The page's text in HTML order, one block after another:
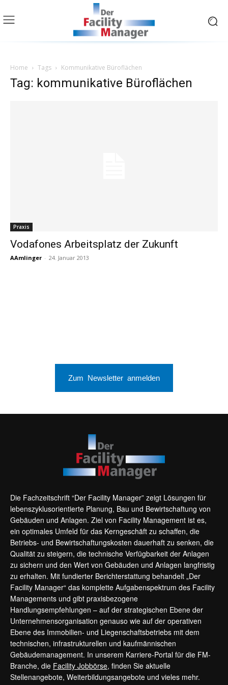
Home Tags Kommunikative Büroflächen
Tag: kommunikative Büroflächen
Praxis
Vodafones Arbeitsplatz der Zukunft
AAmlinger - 24. Januar 2013
Zum Newsletter anmelden
Die Fachzeitschrift “Der Facility Manager” zeigt Lösungen für
lebenszyklusorientierte Planung, Bau und Bewirtschaftung von
Gebäuden und Anlagen. Ziel von Facility Management ist es,
ein optimales Umfeld für das Kerngeschäft zu schaffen, die
Betriebs- und Bewirtschaftungskosten dauerhaft zu senken, die
Qualität zu steigern, die technische Verfügbarkeit der Anlagen
zu sichern und den Wert von Gebäuden und Anlagen langfristig
zu erhalten. Mit fundierter Berichterstattung behandelt „Der
Facility Manager“ das komplette Aufgabenspektrum des Facility
Managements und gibt praxisbezogene
Handlungsempfehlungen – auf der strategischen Ebene der
Unternehmensorganisation genauso wie auf der operativen
Ebene des Immobilien- und Liegenschaftsbetriebs mit dem
technischen, infrastrukturellen und kaufmännischen
Gebäudemanagement. In unserem Karriere-Portal für die FM-
Branche, die Facility Jobbörse, finden Sie aktuelle
Stellenangebote, Weiterbildungsangebote und vieles mehr.